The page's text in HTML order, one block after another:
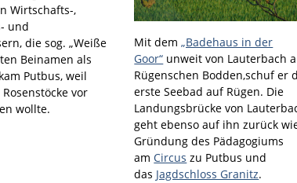
Wirtschafts-,
und
die sog. „Weiße
Beinamen als
Putbus, weil
vor
wollte.
Mit dem„Badehaus in der
Goor“ unweit von Lauterbach
Rügenschen Bodden,schuf er
erste Seebad auf Rügen. Die
Landungsbrücke von
geht ebenso auf ihn zurück
Gründung des Pädagogiums
amCircus zu Putbus und
das Jagdschloss Granitz.